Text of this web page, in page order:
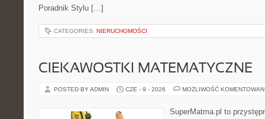
Poradnik Stylu […]
CATEGORIES: NIERUCHOMOŚCI
CIEKAWOSTKI MATEMATYCZNE
POSTED BY ADMIN CZE - 9 - 2026 MOŻLIWOŚĆ
SuperMatma.pl to